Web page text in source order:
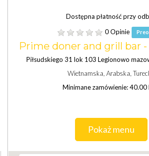
Dostępna płatność przy
0 Opinie
Prime doner and grill bar
Piłsudskiego 31 lok 103 Legionowo
Wietnamska, Arabska,
Minimane zamówienie: 40.00
Pokaż menu